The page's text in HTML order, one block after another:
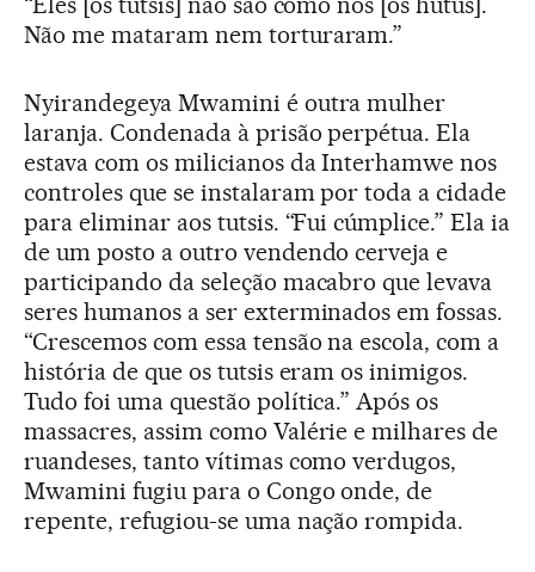
Não me mataram nem torturaram.”
Nyirandegeya Mwamini é outra mulher
laranja. Condenada à prisão perpétua. Ela
estava com os milicianos da Interhamwe nos
controles que se instalaram por toda a cidade
para eliminar aos tutsis. “Fui cúmplice.” Ela ia
de um posto a outro vendendo cerveja e
participando da seleção macabro que levava
seres humanos a ser exterminados em fossas.
“Crescemos com essa tensão na escola, com a
história de que os tutsis eram os inimigos.
Tudo foi uma questão política.” Após os
massacres, assim como Valérie e milhares de
ruandeses, tanto vítimas como verdugos,
Mwamini fugiu para o Congo onde, de
repente, refugiou-se uma nação rompida.